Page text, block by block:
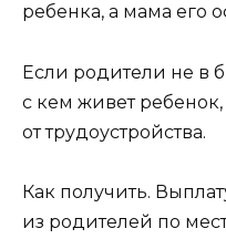
ребенка, а мама его
Если родители не в
с кем живет
от трудоустройства.
Как получить.
из родителей по